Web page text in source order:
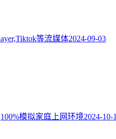
等流媒体2024-09-03
模拟家庭上网环境2024-10-